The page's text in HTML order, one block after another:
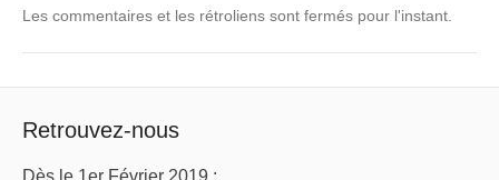
Les commentaires et les rétroliens sont fermés pour l'instant.
Retrouvez-nous
Dès le 1er Février 2019 :